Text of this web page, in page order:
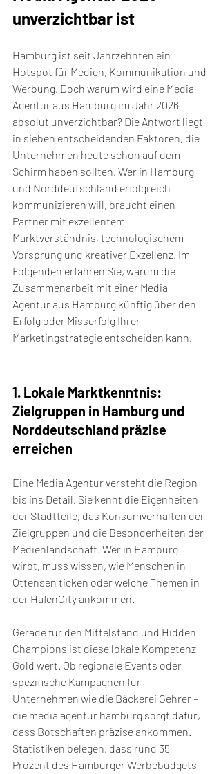
unverzichtbar ist
Hamburg ist seit Jahrzehnten ein
Hotspot für Medien, Kommunikation und
Werbung. Doch warum wird eine Media
Agentur aus Hamburg im Jahr 2026
absolut unverzichtbar? Die Antwort liegt
in sieben entscheidenden Faktoren, die
Unternehmen heute schon auf dem
Schirm haben sollten. Wer in Hamburg
und Norddeutschland erfolgreich
kommunizieren will, braucht einen
Partner mit exzellentem
Marktverständnis, technologischem
Vorsprung und kreativer Exzellenz. Im
Folgenden erfahren Sie, warum die
Zusammenarbeit mit einer Media
Agentur aus Hamburg künftig über den
Erfolg oder Misserfolg Ihrer
Marketingstrategie entscheiden kann.
1. Lokale Marktkenntnis:
Zielgruppen in Hamburg und
Norddeutschland präzise
erreichen
Eine Media Agentur versteht die Region
bis ins Detail. Sie kennt die Eigenheiten
der Stadtteile, das Konsumverhalten der
Zielgruppen und die Besonderheiten der
Medienlandschaft. Wer in Hamburg
wirbt, muss wissen, wie Menschen in
Ottensen ticken oder welche Themen in
der HafenCity ankommen.
Gerade für den Mittelstand und Hidden
Champions ist diese lokale Kompetenz
Gold wert. Ob regionale Events oder
spezifische Kampagnen für
Unternehmen wie die Bäckerei Gehrer –
die media agentur hamburg sorgt dafür,
dass Botschaften präzise ankommen.
Statistiken belegen, dass rund 35
Prozent des Hamburger Werbebudgets